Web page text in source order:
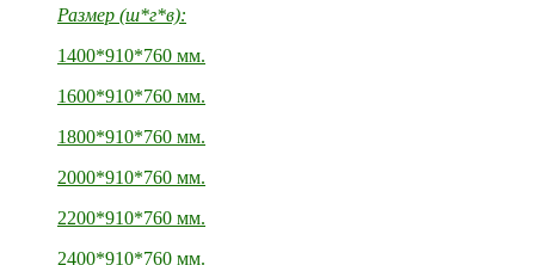
Размер (ш*г*в):
1400*910*760 мм.
1600*910*760 мм.
1800*910*760 мм.
2000*910*760 мм.
2200*910*760 мм.
2400*910*760 мм.